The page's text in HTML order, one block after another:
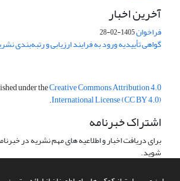
آخرین اخبار
فراخوان1405-02-28
گواهی تأییدیه ورود به فرایند ارزیابی و رتبه‌بندی
under theCreative Commons Attribution 4.0
International License (CC BY 4.0)
.
اشتراک خبرنامه
برای دریافت اخبار و اطلاعیه های مهم نشریه در
شوید.